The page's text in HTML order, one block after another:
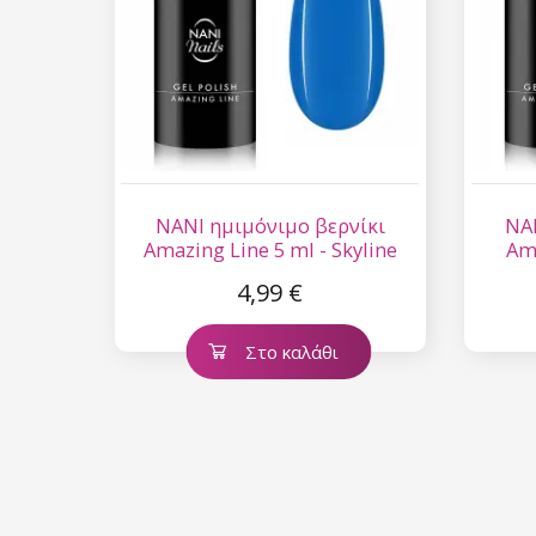
NANI ημιμόνιμο βερνίκι
Amazing Line 5 ml - Skyline
4,99 €
Στο καλάθι